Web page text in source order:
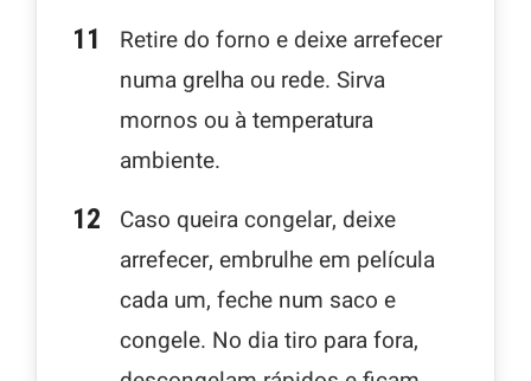
Retire do forno e deixe arrefecer
numa grelha ou rede. Sirva
mornos ou à temperatura
ambiente.
Caso queira congelar, deixe
arrefecer, embrulhe em película
cada um, feche num saco e
congele. No dia tiro para fora,